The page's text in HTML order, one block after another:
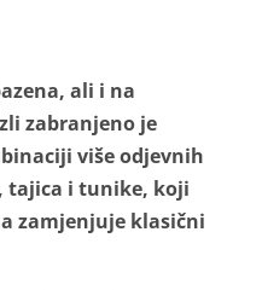
ali i na
zabranjeno je
više odjevnih
tajica i tunike, koji
zamjenjuje klasični